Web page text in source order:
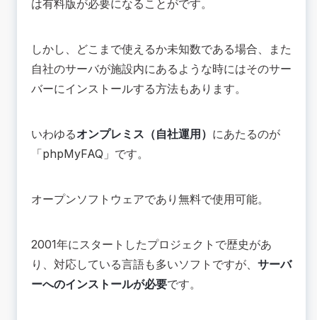
は有料版が必要になることがです。
しかし、どこまで使えるか未知数である場合、また
自社のサーバが施設内にあるような時にはそのサー
バーにインストールする方法もあります。
いわゆるオンプレミス（自社運用） にあたるのが
「phpMyFAQ 」です。
オープンソフトウェアであり無料で使用可能。
2001年にスタートしたプロジェクトで歴史があ
り、対応している言語も多いソフトですが、 サーバ
ーへのインストールが必要です。